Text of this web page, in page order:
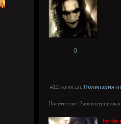
0
#12 написал: Полинария-
Посетители |
for the